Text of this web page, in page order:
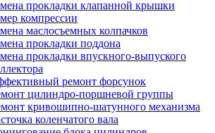
прокладки клапанной крышки
компрессии
маслосъемных колпачков
прокладки поддона
прокладки впускного-выпуского
ремонт форсунок
цилиндро-поршневой группы
кривошипно-шатунного механизма
коленчатого вала